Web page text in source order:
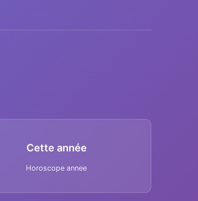
Cette année
Horoscope annee